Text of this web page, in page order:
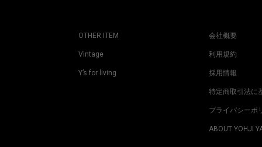
OTHER ITEM
Vintage
Y’s for living
会社概要
利用規約
採用情報
特定商取引法に
プライバシーポ
ABOUT YOHJI